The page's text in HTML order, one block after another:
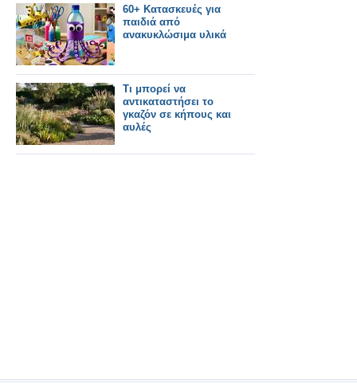
60+ Κατασκευές για
παιδιά από
ανακυκλώσιμα υλικά
Τι μπορεί να
αντικαταστήσει το
γκαζόν σε κήπους και
αυλές